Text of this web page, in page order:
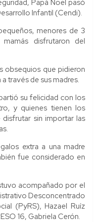
Papá Noel pasó
Infantil (Cendi).
menores de 3
disfrutaron del
obsequios que pidieron
través de sus madres.
su felicidad con los
y quienes tienen los
sin importar las
extra a una madre
fue considerado en
acompañado por el
Desconcentrado
(PyRS), Hazael Ruíz
16, Gabriela Cerón.